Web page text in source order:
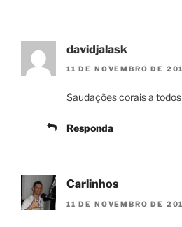
davidjalask
11 DE NOVEMBRO DE
Saudações corais a
Responda
Carlinhos
11 DE NOVEMBRO DE